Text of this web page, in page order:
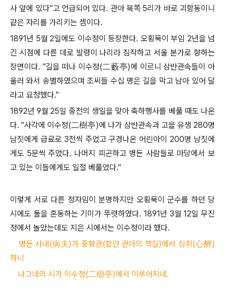
사 앞에 있다"고 언급되어 있다. 관아 북쪽 5리가 바로 괴항동이니
같은 자리를 가리키는 셈이다.
1891 년 5월 2일에도 이수정이 등장한다. 오횡묵이 부임 2년을 넘
긴 시점에 다른 데로 발령이 나리라 짐작하고 서울 본가로 향하는
장면이다. "길을 떠나 이수정(二藪亭)에 이르니 삼반관속들이 아
울러 와서 송별하였으며 조씨들 수십 명은 길을 막고 남아 있어 달
라고 요청했다."
1892년9월25일 중전의 생일을 맞아 축하행사를 베풀 때도 나온
다. "사각에 이수정(二樹亭)에 나가 삼반관속과 고을 유생280명
남짓에게 급료로 3전씩 주었고 구경나온 어린아이200명 남짓에
게도 5문씩 주었다. 나머지 피곤하고 병든 사람들로 마당에서 보
고 있는 이들에게도 일절 베풀었다."
이렇게 서로 다른 정자임이 분명하지만 오횡묵이 군수를 하던 당
시에도 둘을 혼동하는 기미가 뚜렷하였다. 1891 년 3월12일 무진
정에서 놀았는데도 지은 시에서는 이수정이라 했다.
병든 사내(病夫)가 중향관(함안 관아의 책실)에서 심취(心醉)
하니
나그네의 시가 이수정(二樹亭)에서 이루어지네.